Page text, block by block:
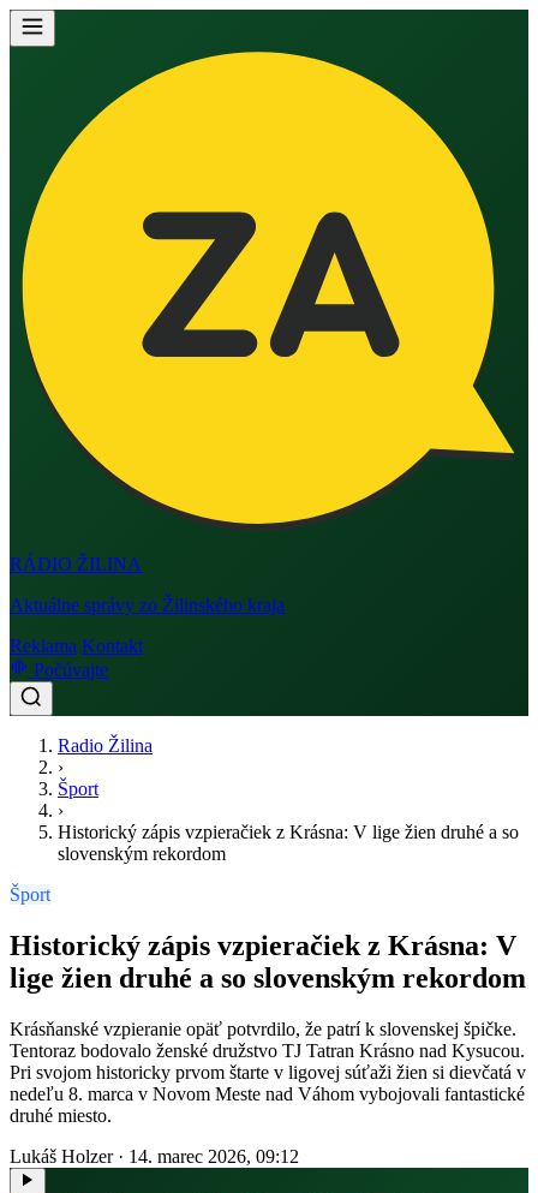
RÁDIO ŽILINA
Aktuálne správy zo Žilinského kraja
Reklama Kontakt
Počúvajte
Radio Žilina
›
Šport
›
Historický zápis vzpieračiek z Krásna: V lige žien druhé a so
slovenským rekordom
Šport
Historický zápis vzpieračiek z Krásna: V
lige žien druhé a so slovenským rekordom
Krásňanské vzpieranie opäť potvrdilo, že patrí k slovenskej špičke.
Tentoraz bodovalo ženské družstvo TJ Tatran Krásno nad Kysucou.
Pri svojom historicky prvom štarte v ligovej súťaži žien si dievčatá v
nedeľu 8. marca v Novom Meste nad Váhom vybojovali fantastické
druhé miesto.
Lukáš Holzer · 14. marec 2026, 09:12